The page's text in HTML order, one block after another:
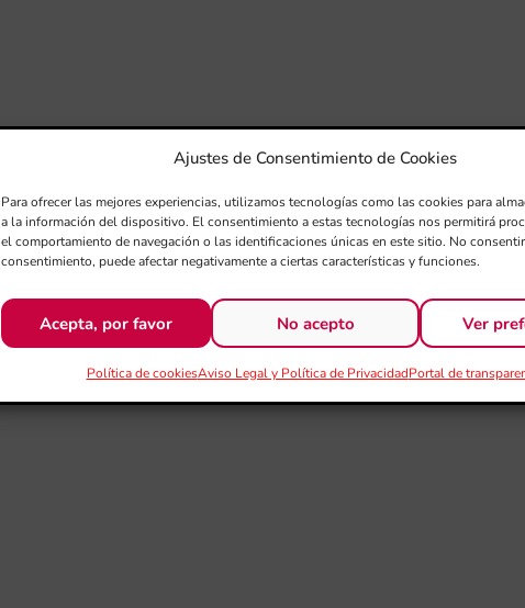
Ajustes de Consentimiento de Cookies
Para ofrecer las mejores experiencias, utilizamos tecnologías como las cookies para
a la información del dispositivo. El consentimiento a estas tecnologías nos permitirá
el comportamiento de navegación o las identificaciones únicas en este sitio. No
consentimiento, puede afectar negativamente a ciertas características y funciones.
Acepta, por favor No acepto Ver
Política de cookiesAviso Legal y Política de PrivacidadPortal de